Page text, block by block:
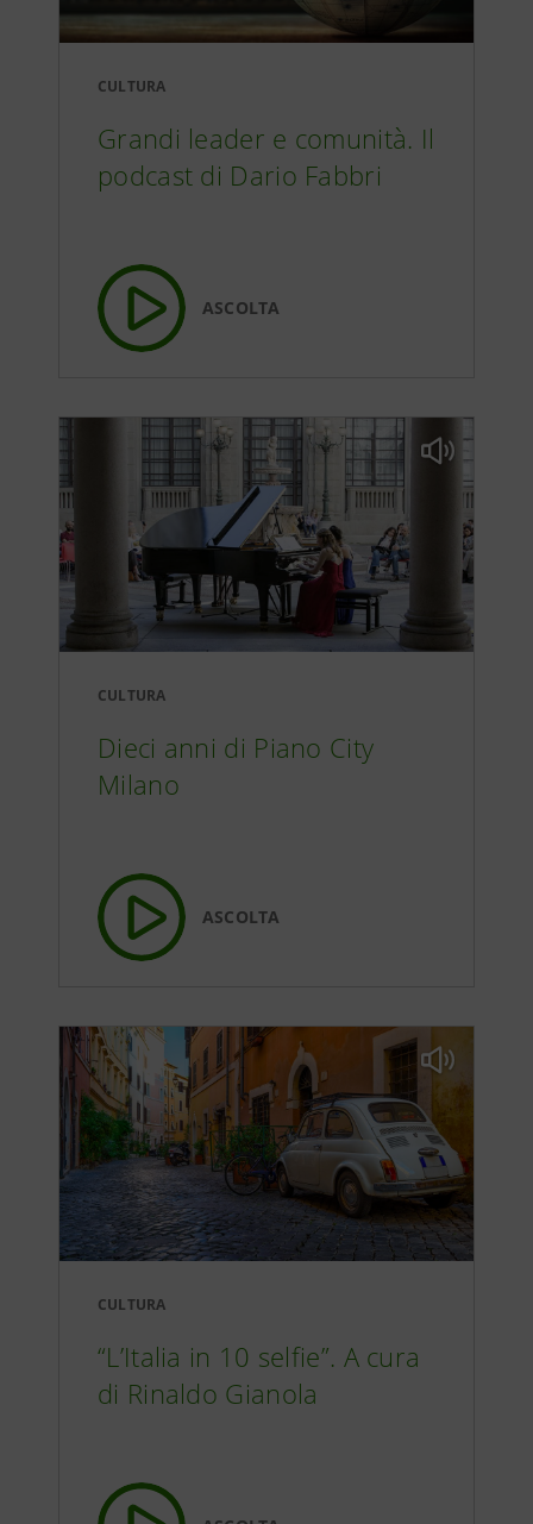
CULTURA
Grandi leader e comunità. Il
podcast di Dario Fabbri
ASCOLTA
CULTURA
Dieci anni di Piano City
Milano
ASCOLTA
CULTURA
“L’Italia in 10 selfie”. A cura
di Rinaldo Gianola